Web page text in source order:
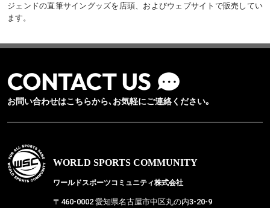
ジェンドの直筆サイングッズを店頭、およびウェブサイトで販売してい
ます。
お問い合わせはこちらから､お気軽にご連絡ください｡
WORLD SPORTS COMMUNITY
ワールドスポーツコミュニティ株式会社
〒460-0002 愛知県名古屋市中区丸の内3-20-9